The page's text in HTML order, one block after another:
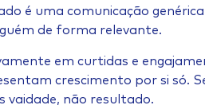
é uma comunicação
de forma relevante.
em curtidas e
crescimento por si só.
vaidade, não resultado.